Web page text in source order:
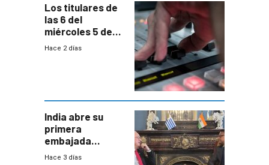
Los titulares de
las 6 del
miércoles 5 de
agosto de 2026
Hace 2 días
India abre su
primera
embajada
residente en
Hace 3 días